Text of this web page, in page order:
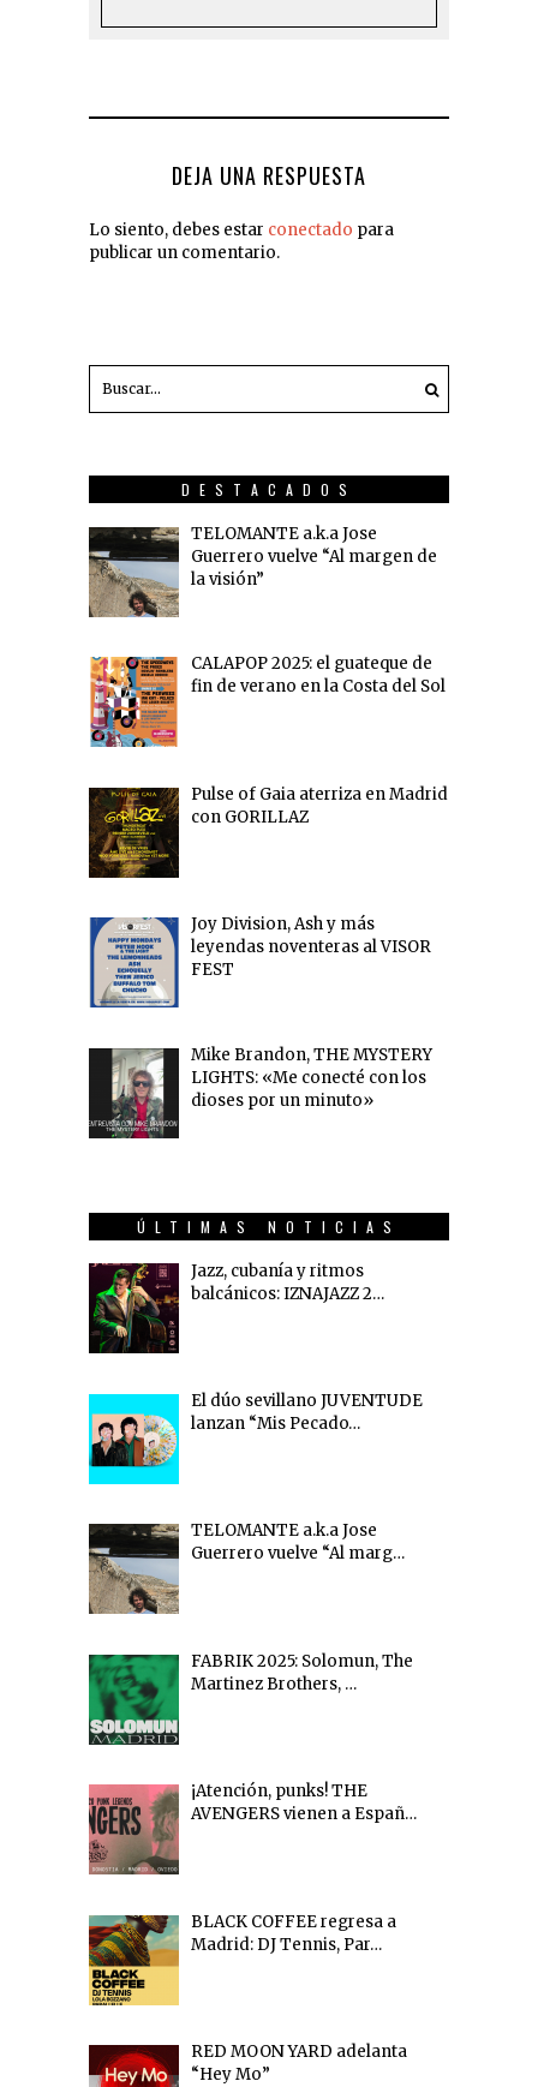
DEJA UNA RESPUESTA
Lo siento, debes estar conectado para
publicar un comentario.
DESTACADOS
TELOMANTE a.k.a Jose
Guerrero vuelve “Al margen de
la visión”
CALAPOP 2025: el guateque de
fin de verano en la Costa del Sol
Pulse of Gaia aterriza en Madrid
con GORILLAZ
Joy Division, Ash y más
leyendas noventeras al VISOR
FEST
Mike Brandon, THE MYSTERY
LIGHTS: «Me conecté con los
dioses por un minuto»
ÚLTIMAS NOTICIAS
Jazz, cubanía y ritmos
balcánicos: IZNAJAZZ 2…
El dúo sevillano JUVENTUDE
lanzan “Mis Pecado…
TELOMANTE a.k.a Jose
Guerrero vuelve “Al marg…
FABRIK 2025: Solomun, The
Martinez Brothers, …
¡Atención, punks! THE
AVENGERS vienen a Españ…
BLACK COFFEE regresa a
Madrid: DJ Tennis, Par…
RED MOON YARD adelanta
“Hey Mo”